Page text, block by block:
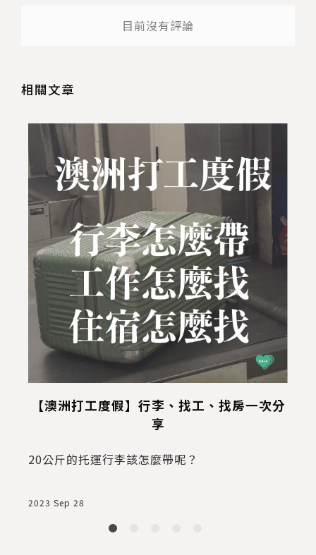
目前沒有評論
相關文章
【澳洲打工度假】行李、找工、找房一次分
享
20公斤的托運行李該怎麼帶呢？
2023 Sep 28